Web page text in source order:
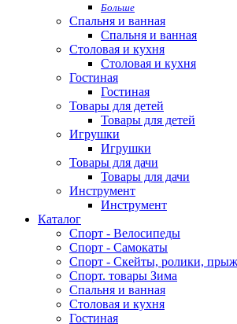
Больше
Спальня и ванная
Спальня и ванная
Столовая и кухня
Столовая и кухня
Гостиная
Гостиная
Товары для детей
Товары для детей
Игрушки
Игрушки
Товары для дачи
Товары для дачи
Инструмент
Инструмент
Каталог
Спорт - Велосипеды
Спорт - Самокаты
Спорт - Скейты, ролики,
Спорт. товары Зима
Спальня и ванная
Столовая и кухня
Гостиная